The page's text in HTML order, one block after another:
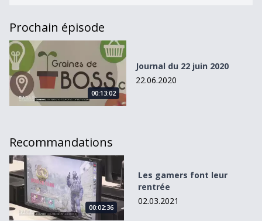
Prochain épisode
Journal du 22 juin 2020
00:13:02
Journal du 22 juin 2020
22.06.2020
Recommandations
Les gamers font leur rentrée
00:02:36
Les gamers font leur
rentrée
02.03.2021